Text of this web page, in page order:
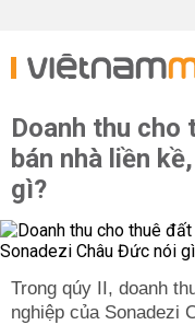
Doanh thu cho
bán nhà liền
gì?
Trong qúy II, doanh
nghiệp của Sonadezi